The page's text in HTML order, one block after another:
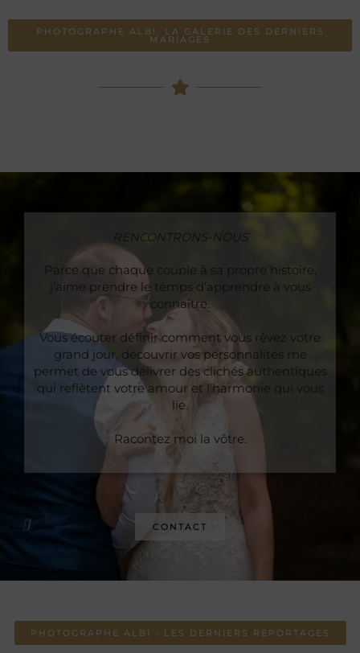
PHOTOGRAPHE ALBI, LA GALERIE DES DERNIERS
MARIAGES
RENCONTRONS-NOUS
Parce que chaque couple à sa propre histoire,
j’aime prendre le temps d’apprendre à vous
connaître.
Vous écouter définir comment vous rêvez votre
grand jour, découvrir vos personnalités me
permet de vous délivrer des clichés authentiques
qui reflètent votre amour et l’harmonie qui vous
lie.
Racontez moi la vôtre.
CONTACT
PHOTOGRAPHE ALBI - LES DERNIERS REPORTAGES